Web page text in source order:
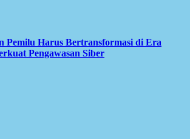
Pemilu Harus Bertransformasi di Era
Pengawasan Siber